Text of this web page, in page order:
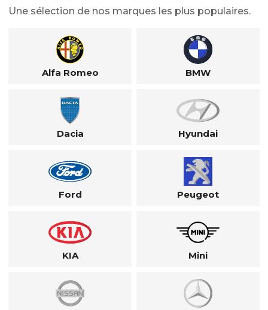
Une sélection de nos marques les plus populaires.
Alfa Romeo BMW
Dacia Hyundai
Ford Peugeot
KIA Mini